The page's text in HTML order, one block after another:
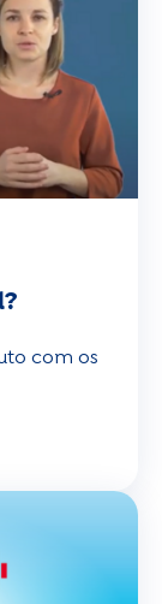
com os